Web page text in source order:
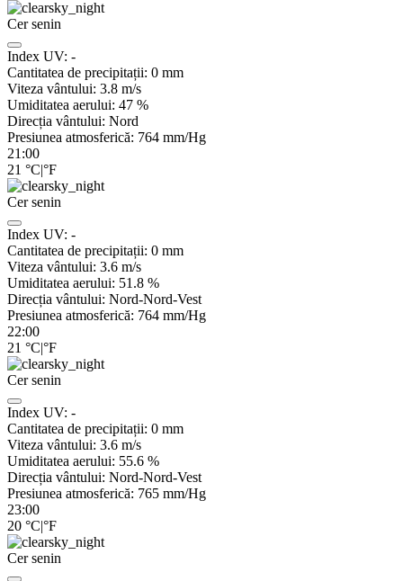
Cer senin
Index UV: -
Cantitatea de precipitații: 0 mm
Viteza vântului: 3.8 m/s
Umiditatea aerului: 47 %
Direcția vântului: Nord
Presiunea atmosferică: 764 mm/Hg
21:00
21 °C|°F
Cer senin
Index UV: -
Cantitatea de precipitații: 0 mm
Viteza vântului: 3.6 m/s
Umiditatea aerului: 51.8 %
Direcția vântului: Nord-Nord-Vest
Presiunea atmosferică: 764 mm/Hg
22:00
21 °C|°F
Cer senin
Index UV: -
Cantitatea de precipitații: 0 mm
Viteza vântului: 3.6 m/s
Umiditatea aerului: 55.6 %
Direcția vântului: Nord-Nord-Vest
Presiunea atmosferică: 765 mm/Hg
23:00
20 °C|°F
Cer senin